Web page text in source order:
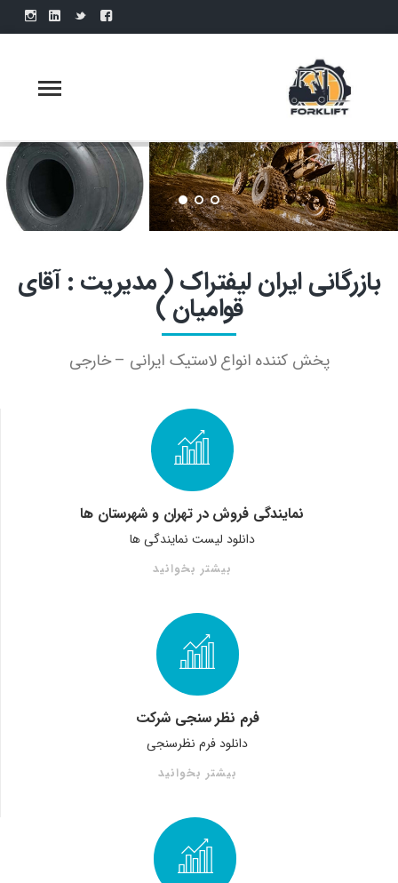
بازرگانی ایران لیفتراک ( مدیریت : آقای
قوامیان )
پخش کننده انواع لاستیک ایرانی – خارجی
نمایندگی فروش در تهران و شهرستان ها
دانلود لیست نمایندگی ها
بیشتر بخوانید
فرم نظر سنجی شرکت
دانلود فرم نظرسنجی
بیشتر بخوانید